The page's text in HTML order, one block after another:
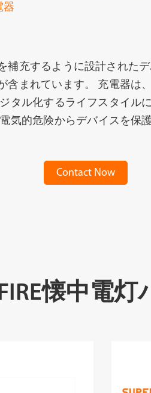
プロのライト
器
充するように設計された
まれています。 充電器
タル化するライフスタイル
気的危険からデバイスを保
Contact Now
懐中電